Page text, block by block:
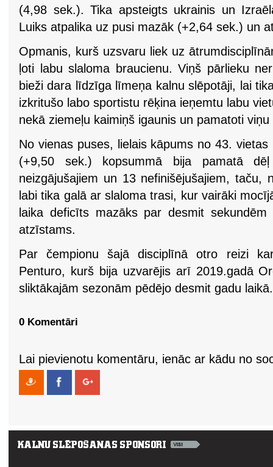
(4,98 sek.). Tika apsteigts ukrainis un
Luiks atpalika uz pusi mazāk (+2,64 sek.) un
Opmanis, kurš uzsvaru liek uz
ļoti labu slaloma braucienu. Viņš pārlieku
bieži dara līdzīga līmeņa kalnu slēpotāji, lai
izkritušo labo sportistu rēķina ieņemtu labu
nekā ziemeļu kaimiņš igaunis un pamatoti
No vienas puses, lielais kāpums no 43.
(+9,50 sek.) kopsummā bija pamatā
neizgājušajiem un 13 nefinišējušajiem,
labi tika galā ar slaloma trasi, kur vairāki
laika deficīts mazāks par desmit
atzīstams.
Par čempionu šajā disciplīnā otro reizi
Penturo, kurš bija uzvarējis arī 2019.gadā
sliktākajām sezonām pēdējo desmit gadu laikā.
0 Komentāri
Lai pievienotu komentāru, ienāc ar kādu no